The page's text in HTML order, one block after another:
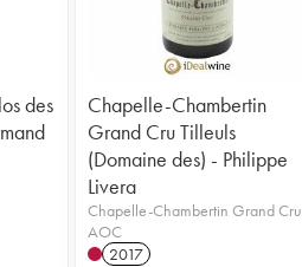
des
Chapelle-Chambertin
Grand Cru Tilleuls
(Domaine des) - Philippe
Livera
Chapelle-Chambertin Grand Cru
AOC
2017